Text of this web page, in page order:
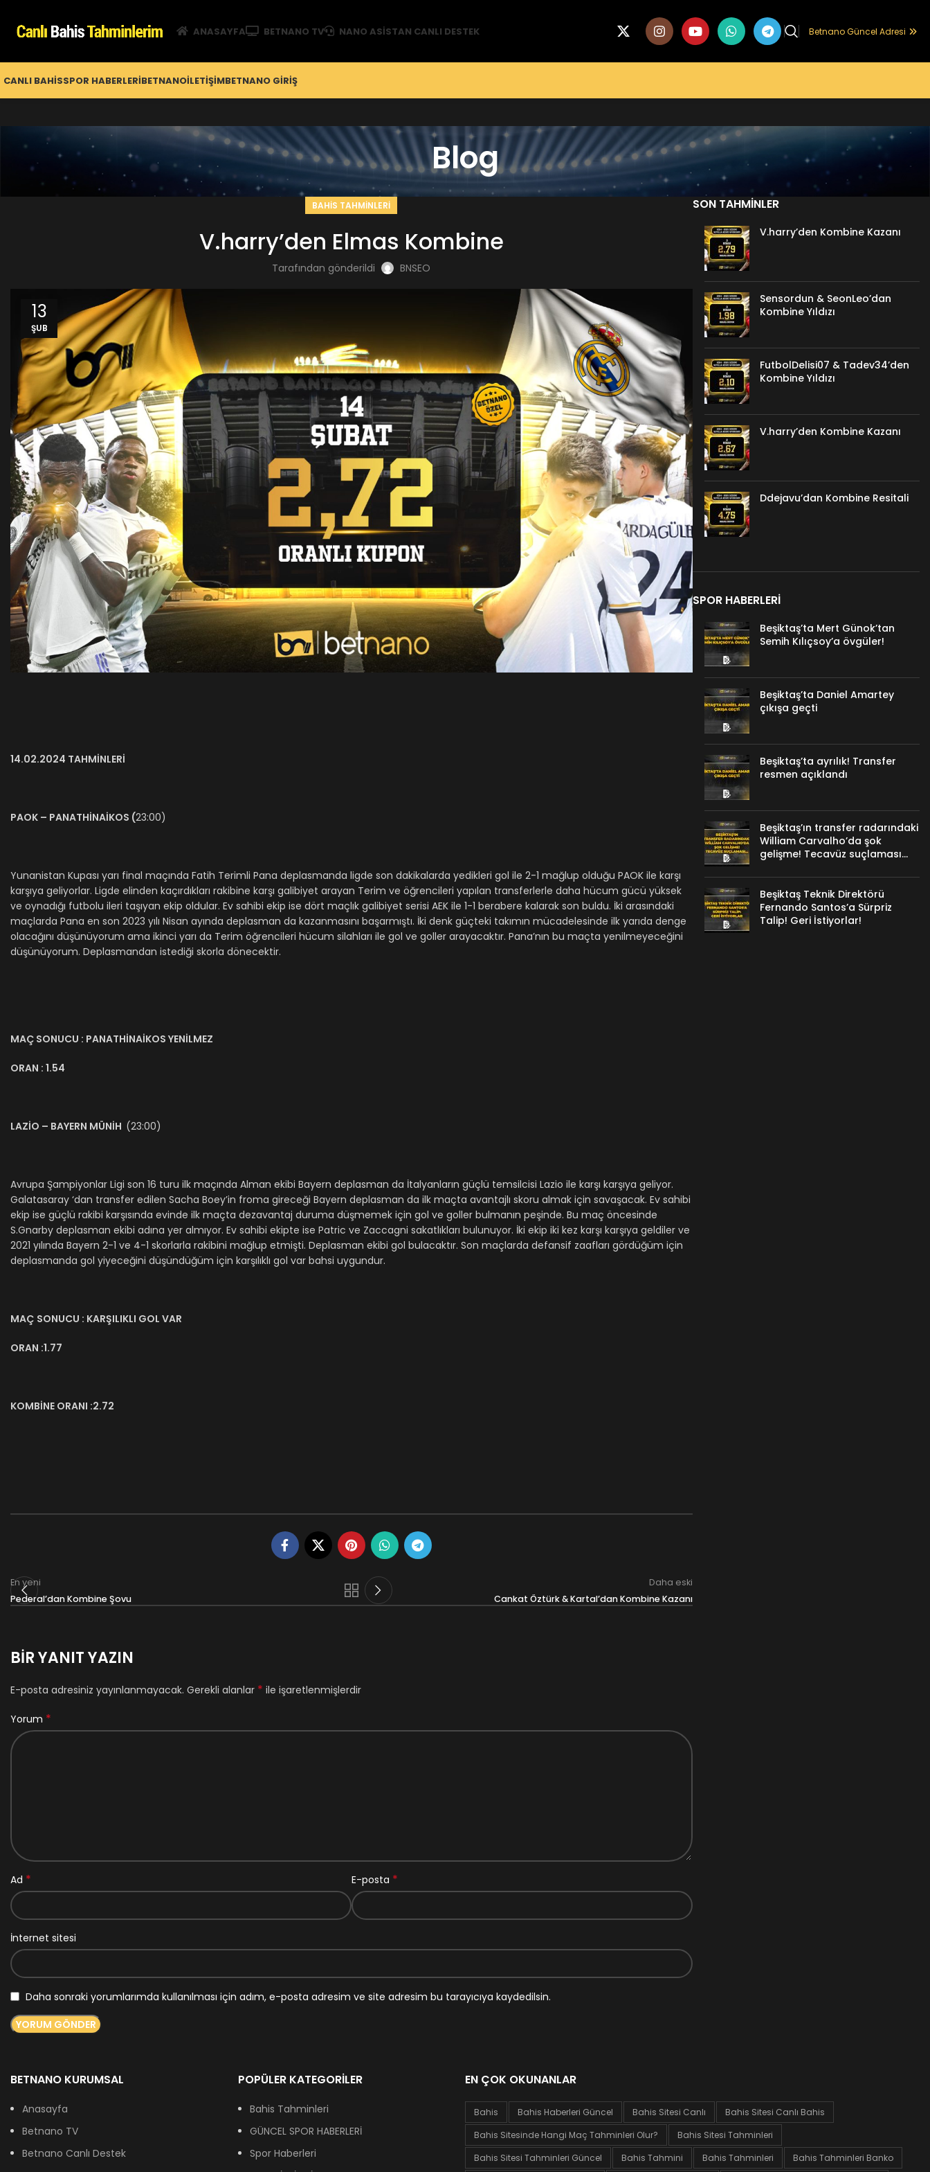
ANASAYFA BETNANO TV NANO ASISTAN CANLI DESTEK Betnano Güncel Adresi
CANLI BAHISSPOR HABERLERIBETNANOİLETIŞIMBETNANO GİRIŞ
Blog
BAHIS TAHMINLERI
V.harry’den Elmas Kombine
Tarafından gönderildi BNSEO
13
ŞUB
14.02.2024 TAHMİNLERİ
PAOK – PANATHİNAİKOS (23:00)
Yunanistan Kupası yarı final maçında Fatih Terimli Pana deplasmanda ligde son dakikalarda yedikleri gol ile 2-1 mağlup olduğu PAOK ile karşı
karşıya geliyorlar. Ligde elinden kaçırdıkları rakibine karşı galibiyet arayan Terim ve öğrencileri yapılan transferlerle daha hücum gücü yüksek
ve oynadığı futbolu ileri taşıyan ekip oldular. Ev sahibi ekip ise dört maçlık galibiyet serisi AEK ile 1-1 berabere kalarak son buldu. İki arasındaki
maçlarda Pana en son 2023 yılı Nisan ayında deplasman da kazanmasını başarmıştı. İki denk güçteki takımın mücadelesinde ilk yarıda denge
olacağını düşünüyorum ama ikinci yarı da Terim öğrencileri hücum silahları ile gol ve goller arayacaktır. Pana’nın bu maçta yenilmeyeceğini
düşünüyorum. Deplasmandan istediği skorla dönecektir.
MAÇ SONUCU : PANATHİNAİKOS YENİLMEZ
ORAN : 1.54
LAZİO – BAYERN MÜNİH (23:00)
Avrupa Şampiyonlar Ligi son 16 turu ilk maçında Alman ekibi Bayern deplasman da İtalyanların güçlü temsilcisi Lazio ile karşı karşıya geliyor.
Galatasaray ‘dan transfer edilen Sacha Boey’in froma gireceği Bayern deplasman da ilk maçta avantajlı skoru almak için savaşacak. Ev sahibi
ekip ise güçlü rakibi karşısında evinde ilk maçta dezavantaj duruma düşmemek için gol ve goller bulmanın peşinde. Bu maç öncesinde
S.Gnarby deplasman ekibi adına yer almıyor. Ev sahibi ekipte ise Patric ve Zaccagni sakatlıkları bulunuyor. İki ekip iki kez karşı karşıya geldiler ve
2021 yılında Bayern 2-1 ve 4-1 skorlarla rakibini mağlup etmişti. Deplasman ekibi gol bulacaktır. Son maçlarda defansif zaafları gördüğüm için
deplasmanda gol yiyeceğini düşündüğüm için karşılıklı gol var bahsi uygundur.
MAÇ SONUCU : KARŞILIKLI GOL VAR
ORAN :1.77
KOMBİNE ORANI :2.72
En yeni
Pederal’dan Kombine Şovu
Daha eski
Cankat Öztürk & Kartal’dan Kombine Kazanı
BIR YANIT YAZIN
E-posta adresiniz yayınlanmayacak. Gerekli alanlar * ile işaretlenmişlerdir
Yorum *
Ad * E-posta *
İnternet sitesi
Daha sonraki yorumlarımda kullanılması için adım, e-posta adresim ve site adresim bu tarayıcıya kaydedilsin.
SON TAHMINLER
V.harry’den Kombine Kazanı
Sensordun & SeonLeo’dan
Kombine Yıldızı
FutbolDelisi07 & Tadev34’den
Kombine Yıldızı
V.harry’den Kombine Kazanı
Ddejavu’dan Kombine Resitali
SPOR HABERLERI
Beşiktaş’ta Mert Günok’tan
Semih Kılıçsoy’a övgüler!
Beşiktaş’ta Daniel Amartey
çıkışa geçti
Beşiktaş’ta ayrılık! Transfer
resmen açıklandı
Beşiktaş’ın transfer radarındaki
William Carvalho’da şok
gelişme! Tecavüz suçlaması…
Beşiktaş Teknik Direktörü
Fernando Santos’a Sürpriz
Talip! Geri İstiyorlar!
BETNANO KURUMSAL
Anasayfa
Betnano TV
Betnano Canlı Destek
POPÜLER KATEGORILER
Bahis Tahminleri
GÜNCEL SPOR HABERLERİ
Spor Haberleri
EN ÇOK OKUNANLAR
Bahis Bahis Haberleri Güncel Bahis Sitesi Canlı
Bahis Sitesi Canlı Bahis
Bahis Sitesinde Hangi Maç Tahminleri Olur?
Bahis Sitesi Tahminleri
Bahis Sitesi Tahminleri Güncel
Bahis Tahmini Bahis Tahminleri Bahis Tahminleri Banko